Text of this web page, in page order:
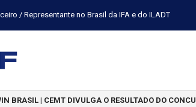
/ Representante no Brasil da IFA e do ILADT
BRASIL | CEMT DIVULGA O RESULTADO DO